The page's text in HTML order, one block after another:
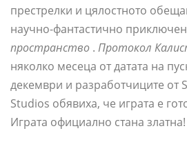
престрелки и цялостното
научно-фантастично
пространство . Протокол
няколко месеца от датата на
декември и разработчиците от
Studios обявиха, че играта е
Играта официално стана златна!